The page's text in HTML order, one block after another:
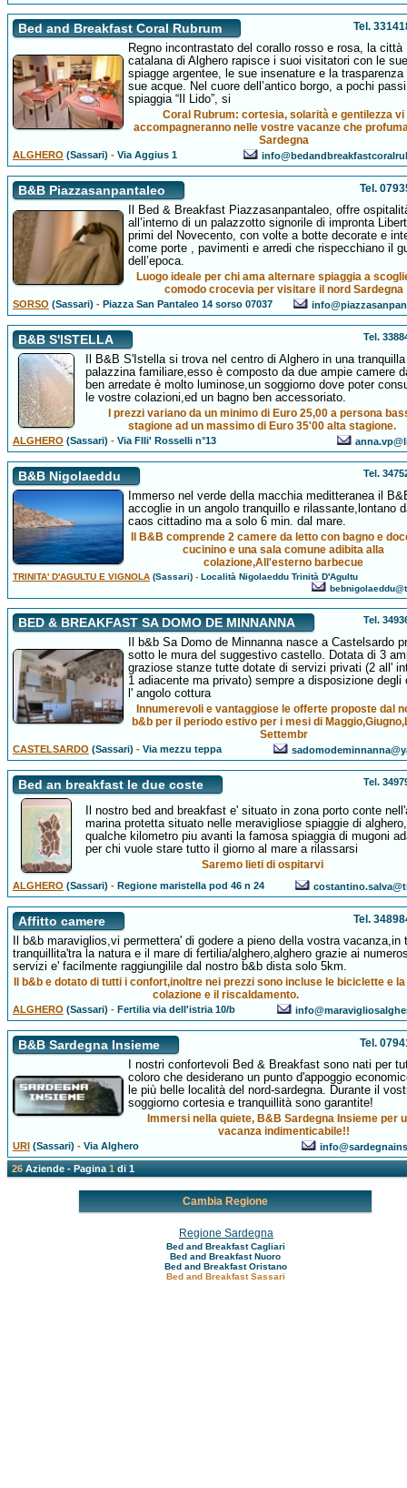
Bed and Breakfast Coral Rubrum Tel.
Regno incontrastato del corallo rosso e rosa, la città
catalana di Alghero rapisce i suoi visitatori con le sue
spiagge argentee, le sue insenature e la trasparenza
sue acque. Nel cuore dell’antico borgo, a pochi
spiaggia “Il Lido”, si
Coral Rubrum: cortesia, solarità e gentilezza vi
accompagneranno nelle vostre vacanze che
Sardegna
ALGHERO (Sassari) -Via Aggius 1
B&B Piazzasanpantaleo Tel.
Il Bed & Breakfast Piazzasanpantaleo, offre
all’interno di un palazzotto signorile di impronta
primi del Novecento, con volte a botte decorate e
come porte , pavimenti e arredi che rispecchiano il
dell’epoca.
Luogo ideale per chi ama alternare spiaggia a
comodo crocevia per visitare il nord Sardegna
SORSO (Sassari) -Piazza San Pantaleo 14 sorso 07037
B&B S'ISTELLA Tel.
Il B&B S'Istella si trova nel centro di Alghero in una tranquilla
palazzina familiare,esso è composto da due ampie camere
ben arredate è molto luminose,un soggiorno dove poter
le vostre colazioni,ed un bagno ben accessoriato.
I prezzi variano da un minimo di Euro 25,00 a persona
stagione ad un massimo di Euro 35'00 alta stagione.
ALGHERO (Sassari) -Via Flli' Rosselli n°13
B&B Nigolaeddu Tel.
Immerso nel verde della macchia meditteranea il
accoglie in un angolo tranquillo e rilassante,lontano
caos cittadino ma a solo 6 min. dal mare.
Il B&B comprende 2 camere da letto con bagno e
cucinino e una sala comune adibita alla
colazione,All'esterno barbecue
TRINITA' D'AGULTU E VIGNOLA(Sassari) -Località Nigolaeddu Trinità D'Agultu
BED & BREAKFAST SA DOMO DE MINNANNA Tel.
Il b&b Sa Domo de Minnanna nasce a Castelsardo
sotto le mura del suggestivo castello. Dotata di 3
graziose stanze tutte dotate di servizi privati (2 all'
1 adiacente ma privato) sempre a disposizione degli
l' angolo cottura
Innumerevoli e vantaggiose le offerte proposte dal
b&b per il periodo estivo per i mesi di
Settembr
CASTELSARDO (Sassari) -Via mezzu teppa
Bed an breakfast le due coste Tel.
Il nostro bed and breakfast e' situato in zona porto conte
marina protetta situato nelle meravigliose spiaggie di alghero,
qualche kilometro piu avanti la famosa spiaggia di mugoni
per chi vuole stare tutto il giorno al mare a rilassarsi
Saremo lieti di ospitarvi
ALGHERO (Sassari) -Regione maristella pod 46 n 24
Affitto camere Tel.
Il b&b maraviglios,vi permettera' di godere a pieno della vostra vacanza,in
tranquillita'tra la natura e il mare di fertilia/alghero,alghero grazie ai
servizi e' facilmente raggiungilile dal nostro b&b dista solo 5km.
Il b&b e dotato di tutti i confort,inoltre nei prezzi sono incluse le biciclette e
colazione e il riscaldamento.
ALGHERO (Sassari) -Fertilia via dell'istria 10/b
B&B Sardegna Insieme Tel.
I nostri confortevoli Bed & Breakfast sono nati per
coloro che desiderano un punto d'appoggio
le più belle località del nord-sardegna. Durante il
soggiorno cortesia e tranquillità sono garantite!
Immersi nella quiete, B&B Sardegna Insieme per
vacanza indimenticabile!!
URI(Sassari) -Via Alghero
26Aziende - Pagina1di 1
Cambia Regione
Regione Sardegna
Bed and Breakfast Cagliari
Bed and Breakfast Nuoro
Bed and Breakfast Oristano
Bed and Breakfast Sassari